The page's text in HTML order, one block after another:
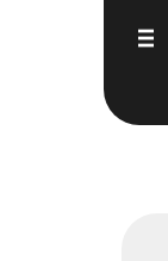
III